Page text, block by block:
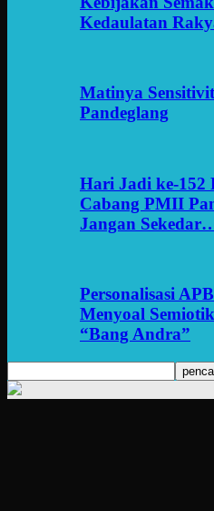
Kedaulatan
Matinya
Pandeglang
Hari Jadi ke-152
Cabang PMII
Jangan
Personalisasi
Menyoal
“Bang Andra”